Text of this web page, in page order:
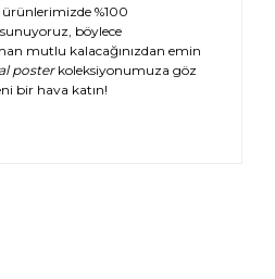
%100
böylece
mutlu kalacağınızdan emin
posterkoleksiyonumuza göz
bir hava katın!